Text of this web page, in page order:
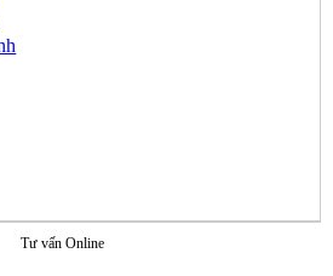
Tư vấn Online